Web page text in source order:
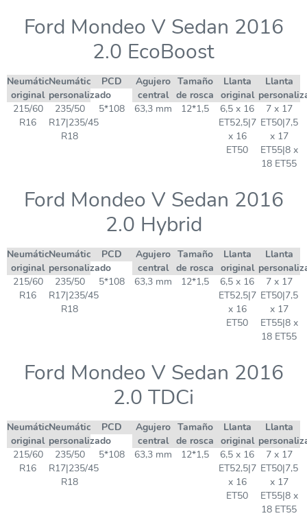
Ford Mondeo V Sedan 2016
2.0 EcoBoost
Neumático
original
Neumático
personalizado
PCD
Agujero
central
Tamaño
de rosca
Llanta
original
Llanta
215/60
R16
235/50
R17|235/45
R18
5*108 63,3 mm 12*1,5
6,5 x 16
ET52,5|7
x 16
ET50
7 x 17
ET50|7,5
x 17
ET55|8 x
18 ET55
Ford Mondeo V Sedan 2016
2.0 Hybrid
Neumático
original
Neumático
personalizado
PCD
Agujero
central
Tamaño
de rosca
Llanta
original
Llanta
215/60
R16
235/50
R17|235/45
R18
5*108 63,3 mm 12*1,5
6,5 x 16
ET52,5|7
x 16
ET50
7 x 17
ET50|7,5
x 17
ET55|8 x
18 ET55
Ford Mondeo V Sedan 2016
2.0 TDCi
Neumático
original
Neumático
personalizado
PCD
Agujero
central
Tamaño
de rosca
Llanta
original
Llanta
215/60
R16
235/50
R17|235/45
R18
5*108 63,3 mm 12*1,5
6,5 x 16
ET52,5|7
x 16
ET50
7 x 17
ET50|7,5
x 17
ET55|8 x
18 ET55